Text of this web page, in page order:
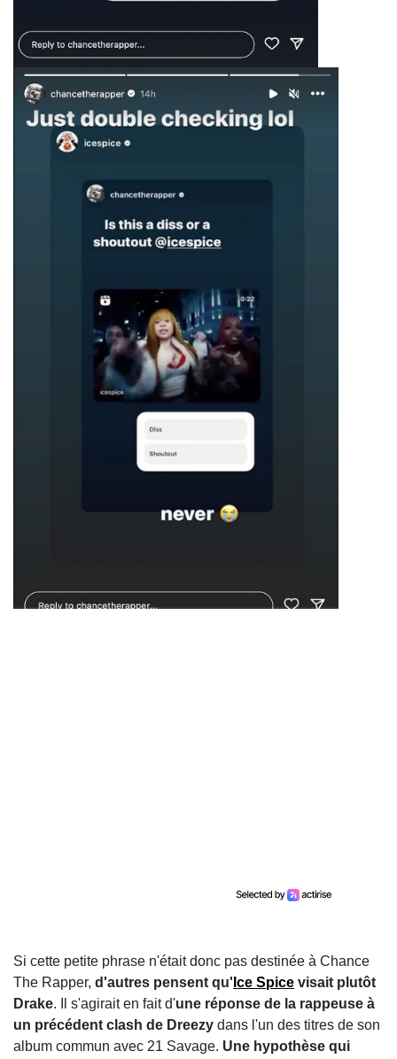
Si cette petite phrase n'était donc pas destinée à Chance
The Rapper, d'autres pensent qu' Ice Spice visait plutôt
Drake. Il s'agirait en fait d'une réponse de la rappeuse à
un précédent clash de Dreezy dans l'un des titres de son
album commun avec 21 Savage. Une hypothèse qui